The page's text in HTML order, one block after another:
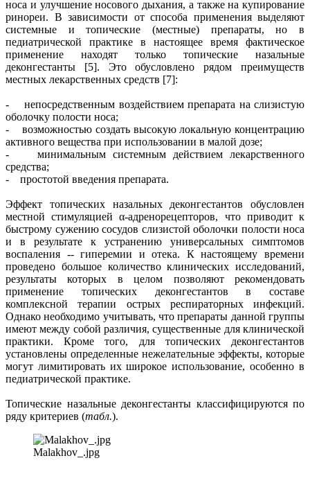
носа и улучшение носового дыхания, а также на купирование
ринореи. В зависимости от способа применения выделяют
системные и топические (местные) препараты, но в
педиатрической практике в настоящее время фактическое
применение находят только топические назальные
деконгестанты [5]. Это обусловлено рядом преимуществ
местных лекарственных средств [7]:
- непосредственным воздействием препарата на слизистую
оболочку полости носа;
- возможностью создать высокую локальную концентрацию
активного вещества при использовании в малой дозе;
- минимальным системным действием лекарственного
средства;
- простотой введения препарата.
Эффект топических назальных деконгестантов обусловлен
местной стимуляцией α-адренорецепторов, что приводит к
быстрому сужению сосудов слизистой оболочки полости носа
и в результате к устранению универсальных симптомов
воспаления -- гиперемии и отека. К настоящему времени
проведено большое количество клинических исследований,
результаты которых в целом позволяют рекомендовать
применение топических деконгестантов в составе
комплексной терапии острых респираторных инфекций.
Однако необходимо учитывать, что препараты данной группы
имеют между собой различия, существенные для клинической
практики. Кроме того, для топических деконгестантов
установлены определенные нежелательные эффекты, которые
могут лимитировать их широкое использование, особенно в
педиатрической практике.
Топические назальные деконгестанты классифицируются по
ряду критериев (табл.).
Malakhov_.jpg